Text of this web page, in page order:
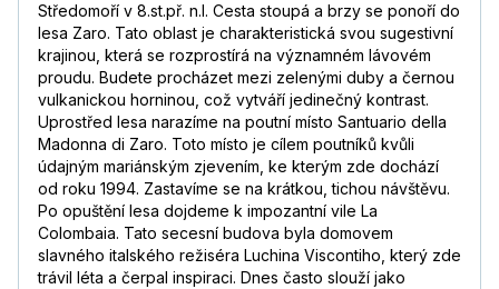
Středomoří v 8.st.př. n.l. Cesta stoupá a brzy se ponoří do
lesa Zaro. Tato oblast je charakteristická svou sugestivní
krajinou, která se rozprostírá na významném lávovém
proudu. Budete procházet mezi zelenými duby a černou
vulkanickou horninou, což vytváří jedinečný kontrast.
Uprostřed lesa narazíme na poutní místo Santuario della
Madonna di Zaro. Toto místo je cílem poutníků kvůli
údajným mariánským zjevením, ke kterým zde dochází
od roku 1994. Zastavíme se na krátkou, tichou návštěvu.
Po opuštění lesa dojdeme k impozantní vile La
Colombaia. Tato secesní budova byla domovem
slavného italského režiséra Luchina Viscontiho, který zde
trávil léta a čerpal inspiraci. Dnes často slouží jako